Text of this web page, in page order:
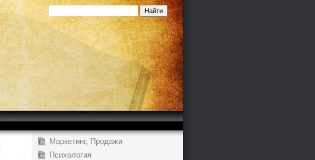
Маркетинг, Продажи
Психология